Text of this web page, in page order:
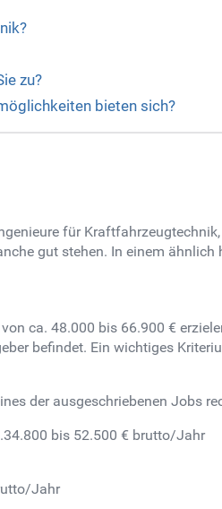
zu?
bieten sich?
für
gut stehen. In einem
ca. 48.000 bis 66.900 €
befindet. Ein wichtiges
der ausgeschriebenen Jobs
bis 52.500 € brutto/Jahr
Jahr